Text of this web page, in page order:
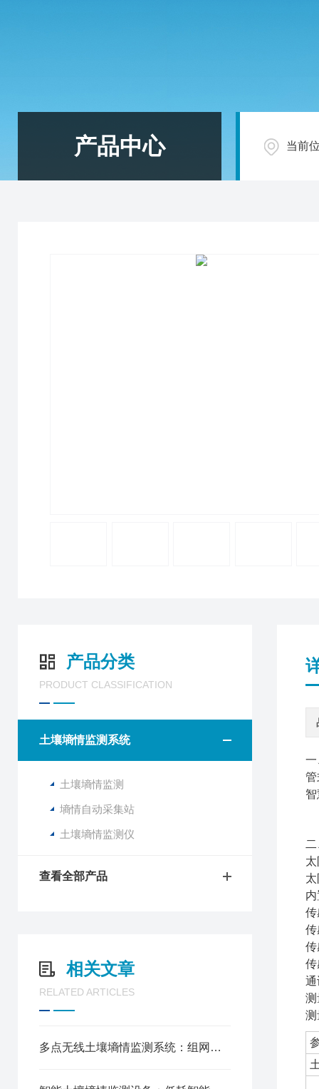
产品中心 当前
产品分类
PRODUCT CLASSIFICATION
土壤墒情监测系统
土壤墒情监测
墒情自动采集站
土壤墒情监测仪
查看全部产品
相关文章
RELATED ARTICLES
多点无线土壤墒情监测系统：组网全域监测，构建农田水土智能感知网络
一
管
传
传
传
传
通
测
测